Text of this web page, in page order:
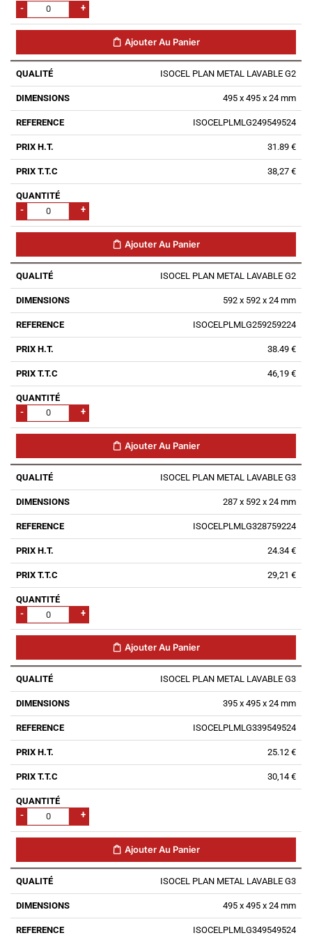
- +
Ajouter Au Panier
ISOCEL PLAN METAL LAVABLE G2
495 x 495 x 24 mm
ISOCELPLMLG249549524
31.89 €
38,27 €
- +
Ajouter Au Panier
ISOCEL PLAN METAL LAVABLE G2
592 x 592 x 24 mm
ISOCELPLMLG259259224
38.49 €
46,19 €
- +
Ajouter Au Panier
ISOCEL PLAN METAL LAVABLE G3
287 x 592 x 24 mm
ISOCELPLMLG328759224
24.34 €
29,21 €
- +
Ajouter Au Panier
ISOCEL PLAN METAL LAVABLE G3
395 x 495 x 24 mm
ISOCELPLMLG339549524
25.12 €
30,14 €
- +
Ajouter Au Panier
ISOCEL PLAN METAL LAVABLE G3
495 x 495 x 24 mm
ISOCELPLMLG349549524